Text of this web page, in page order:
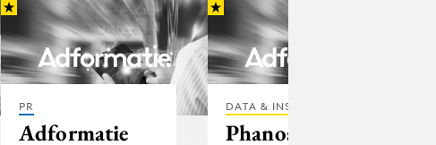
PR
Adformatie
DATA & INSIGHTS
Phanos